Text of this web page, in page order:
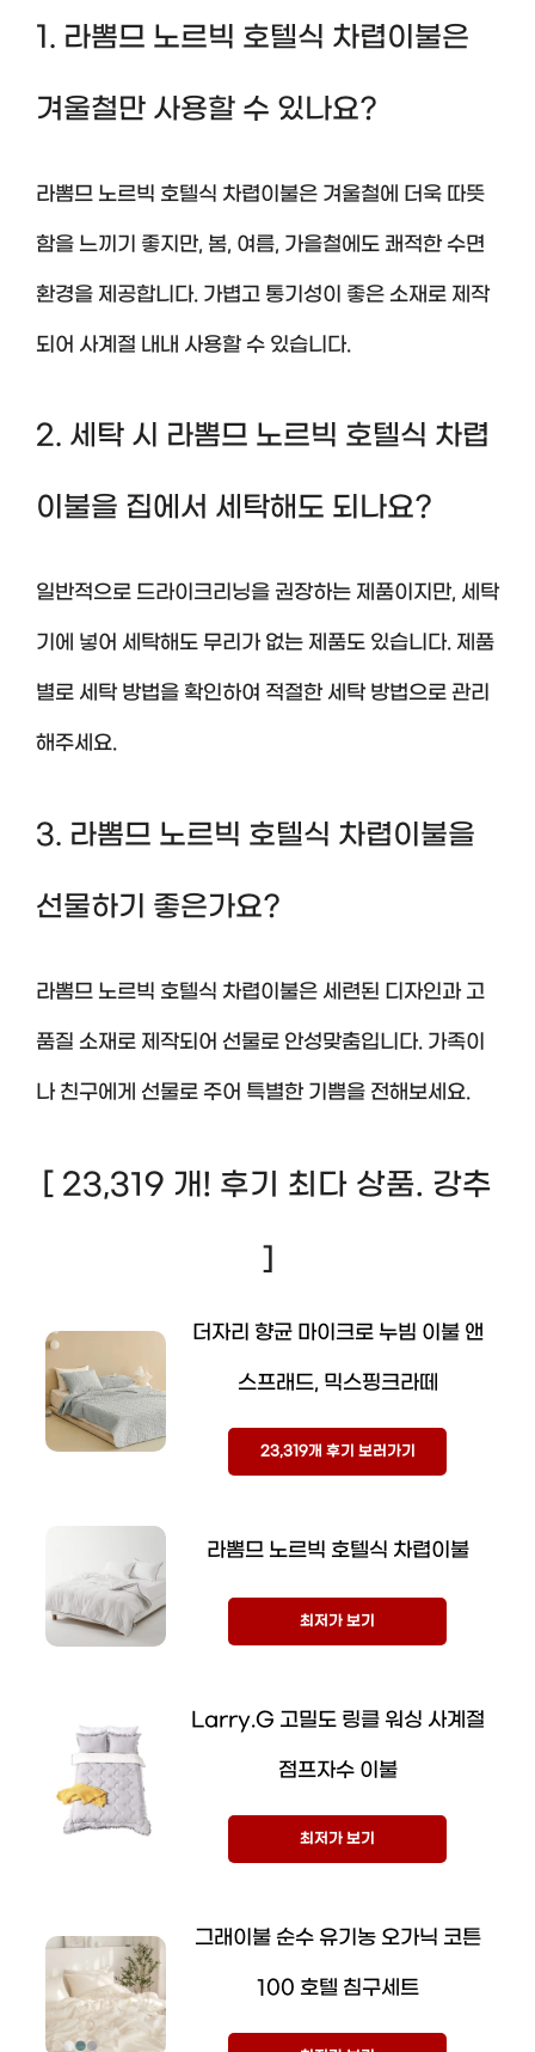
1. 라뽐므 노르빅 호텔식 차렵이불은
겨울철만 사용할 수 있나요?
라뽐므 노르빅 호텔식 차렵이불은 겨울철에 더욱 따뜻
함을 느끼기 좋지만, 봄, 여름, 가을철에도 쾌적한 수면
환경을 제공합니다. 가볍고 통기성이 좋은 소재로 제작
되어 사계절 내내 사용할 수 있습니다.
2. 세탁 시 라뽐므 노르빅 호텔식 차렵
이불을 집에서 세탁해도 되나요?
일반적으로 드라이크리닝을 권장하는 제품이지만, 세탁
기에 넣어 세탁해도 무리가 없는 제품도 있습니다. 제품
별로 세탁 방법을 확인하여 적절한 세탁 방법으로 관리
해주세요.
3. 라뽐므 노르빅 호텔식 차렵이불을
선물하기 좋은가요?
라뽐므 노르빅 호텔식 차렵이불은 세련된 디자인과 고
품질 소재로 제작되어 선물로 안성맞춤입니다. 가족이
나 친구에게 선물로 주어 특별한 기쁨을 전해보세요.
[ 23,319 개! 후기 최다 상품. 강추
]
더자리 향균 마이크로 누빔 이불 앤
스프래드, 믹스핑크라떼
23,319개 후기 보러가기
라뽐므 노르빅 호텔식 차렵이불
최저가 보기
Larry.G 고밀도 링클 워싱 사계절
점프자수 이불
최저가 보기
그래이불 순수 유기농 오가닉 코튼
100 호텔 침구세트